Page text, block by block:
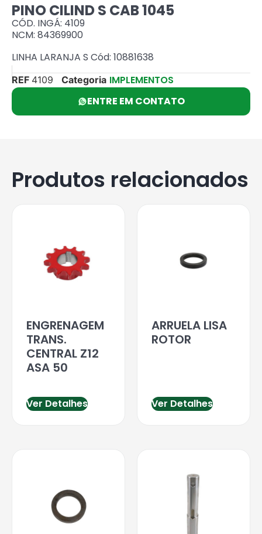
PINO CILIND S CAB 1045
CÓD. INGÁ: 4109
NCM: 84369900
LINHA LARANJA S Cód: 10881638
REF 4109 Categoria IMPLEMENTOS
ENTRE EM CONTATO
Produtos relacionados
ENGRENAGEM
TRANS.
CENTRAL Z12
ASA 50
Ver Detalhes
ARRUELA LISA
ROTOR
Ver Detalhes